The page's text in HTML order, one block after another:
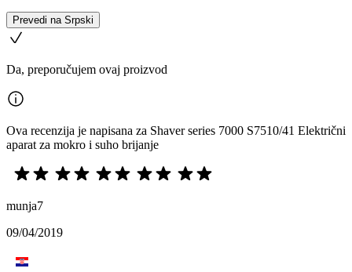
Prevedi na Srpski
Da, preporučujem ovaj proizvod
Ova recenzija je napisana za Shaver series 7000 S7510/41 Električni
aparat za mokro i suho brijanje
munja7
09/04/2019